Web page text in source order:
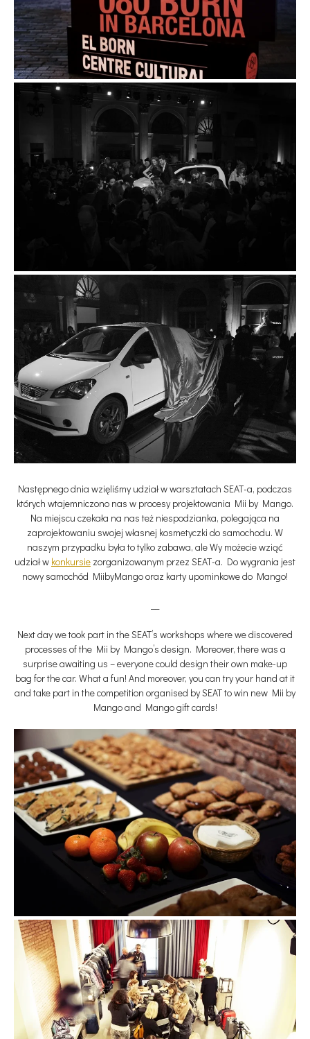
Następnego dnia wzięliśmy udział w warsztatach SEAT-a, podczas
których wtajemniczono nas w procesy projektowania Mii by Mango.
Na miejscu czekała na nas też niespodzianka, polegająca na
zaprojektowaniu swojej własnej kosmetyczki do samochodu. W
naszym przypadku była to tylko zabawa, ale Wy możecie wziąć
udział w konkursie zorganizowanym przez SEAT-a. Do wygrania jest
nowy samochód MiibyMango oraz karty upominkowe do Mango!
Next day we took part in the SEAT’s workshops where we discovered
processes of the Mii by Mango’s design. Moreover, there was a
surprise awaiting us – everyone could design their own make-up
bag for the car. What a fun! And moreover, you can try your hand at it
and take part in the competition organised by SEAT to win new Mii by
Mango and Mango gift cards!